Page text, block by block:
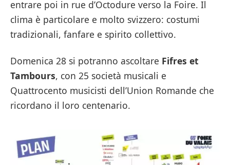
entrare poi in rue d’Octodure verso la Foire. Il
clima è particolare e molto svizzero: costumi
tradizionali, fanfare e spirito collettivo.
Domenica 28 si potranno ascoltare Fifres et
Tambours, con 25 società musicali e
Quattrocento musicisti dell’Union Romande che
ricordano il loro centenario.